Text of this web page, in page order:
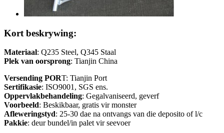
Kort beskrywing:
Materiaal: Q235 Steel, Q345 Staal
Plek van oorsprong: Tianjin China
Versending PORT: Tianjin Port
Sertifikasie: ISO9001, SGS ens.
Oppervlakbehandeling: Gegalvaniseerd, geverf
Voorbeeld: Beskikbaar, gratis vir monster
Afleweringstyd: 25-30 dae na ontvangs van die deposito of l/c
Pakkie: deur bundel/in palet vir seevoer